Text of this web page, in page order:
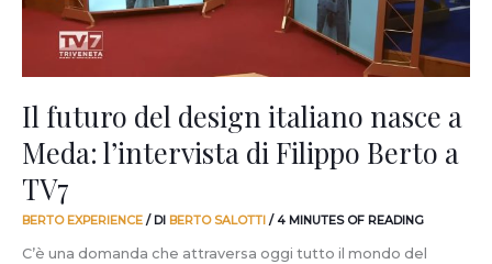
Il futuro del design italiano nasce a
Meda: l’intervista di Filippo Berto a
TV7
BERTO EXPERIENCE / DI BERTO SALOTTI /4 MINUTES OF READING
C’è una domanda che attraversa oggi tutto il mondo del
l’intervista
Filippo
Berto